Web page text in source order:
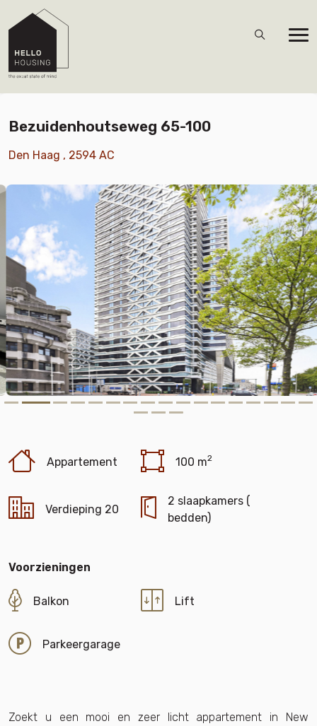
Bezuidenhoutseweg 65-100
Den Haag , 2594 AC
Appartement 100 m2
Verdieping 20
2 slaapkamers (
bedden)
Voorzieningen
Balkon Lift
Parkeergarage
Zoekt u een mooi en zeer licht appartement in New